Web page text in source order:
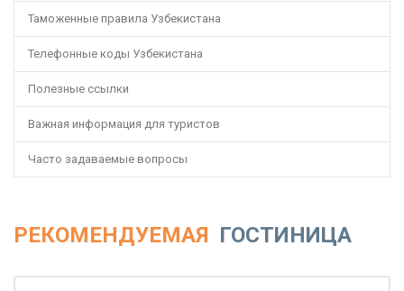
Таможенные правила Узбекистана
Телефонные коды Узбекистана
Полезные ссылки
Важная информация для туристов
Часто задаваемые вопросы
РЕКОМЕНДУЕМАЯ ГОСТИНИЦА